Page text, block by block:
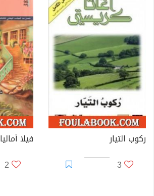
ركوب التيار
3
فيلا أماليا
2